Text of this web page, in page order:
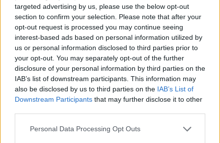
targeted advertising by us, please use the below opt-out
section to confirm your selection. Please note that after your
opt-out request is processed you may continue seeing
interest-based ads based on personal information utilized by
us or personal information disclosed to third parties prior to
your opt-out. You may separately opt-out of the further
disclosure of your personal information by third parties on the
IAB’s list of downstream participants. This information may
also be disclosed by us to third parties on the IAB’s List of
Downstream Participants that may further disclose it to other
Personal Data Processing Opt Outs